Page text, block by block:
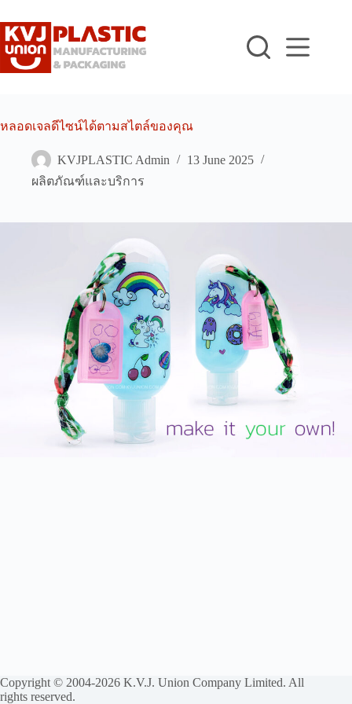
to
content
หลอดเจลดีไซน์ได้ตามสไตล์ของคุณ
KVJPLASTIC Admin
13 June 2025
ผลิตภัณฑ์และบริการ
Copyright © 2004-2026 K.V.J. Union Company Limited. All
rights reserved.